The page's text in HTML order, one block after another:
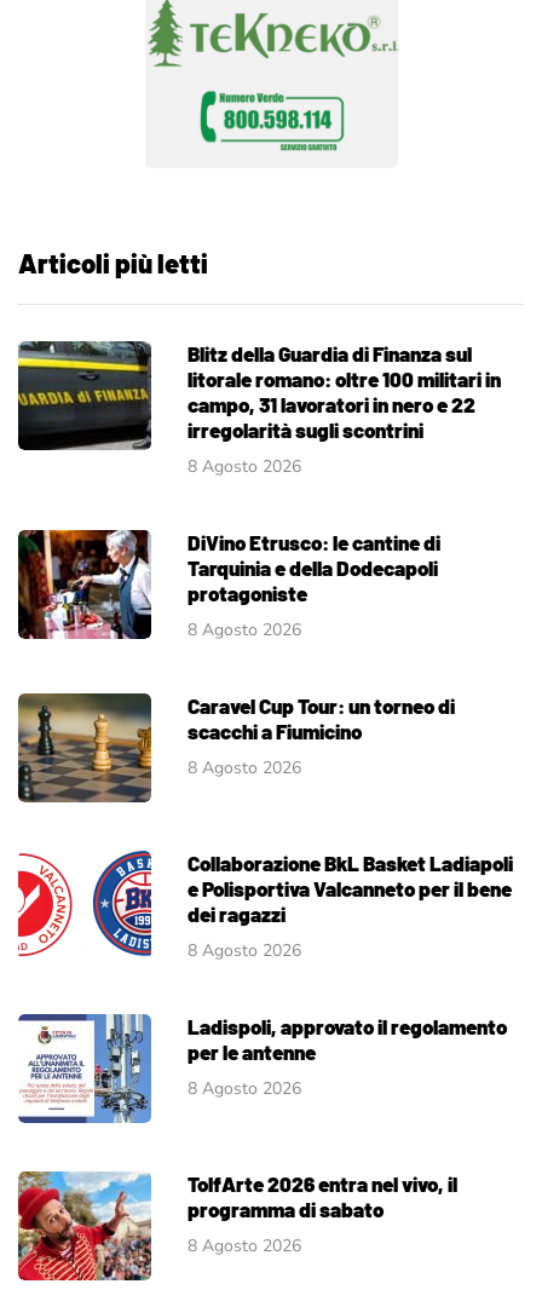
Articoli più letti
Blitz della Guardia di Finanza sul
litorale romano: oltre 100 militari in
campo, 31 lavoratori in nero e 22
irregolarità sugli scontrini
8 Agosto 2026
DiVino Etrusco: le cantine di
Tarquinia e della Dodecapoli
protagoniste
8 Agosto 2026
Caravel Cup Tour: un torneo di
scacchi a Fiumicino
8 Agosto 2026
Collaborazione BkL Basket Ladiapoli
e Polisportiva Valcanneto per il bene
dei ragazzi
8 Agosto 2026
Ladispoli, approvato il regolamento
per le antenne
8 Agosto 2026
TolfArte 2026 entra nel vivo, il
programma di sabato
8 Agosto 2026